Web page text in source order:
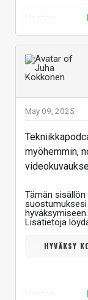
May 09, 2025
myöhemmin,
Tämän
hyväksymiseen.
Lisätietoja
HYVÄKSY